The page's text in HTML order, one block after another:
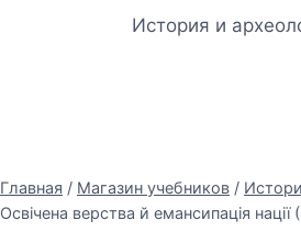
История и
Главная / Магазин учебников /
Освічена верства й емансипація нації